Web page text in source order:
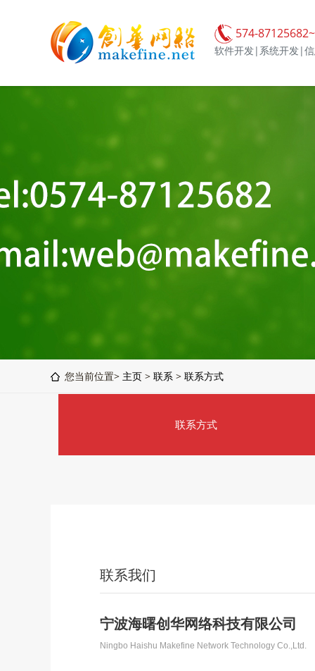
574-
软件开发|系统开发|
您当前位置> 主页 > 联系 > 联系方式
联系方式
联系我们
宁波海曙创华网络科技有限公司
Ningbo Haishu Makefine Network Technology Co.,Ltd.